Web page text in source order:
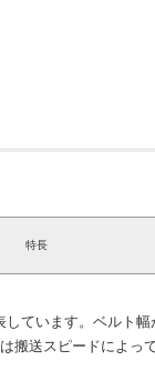
特長
ています。ベルト
搬送スピードによっ